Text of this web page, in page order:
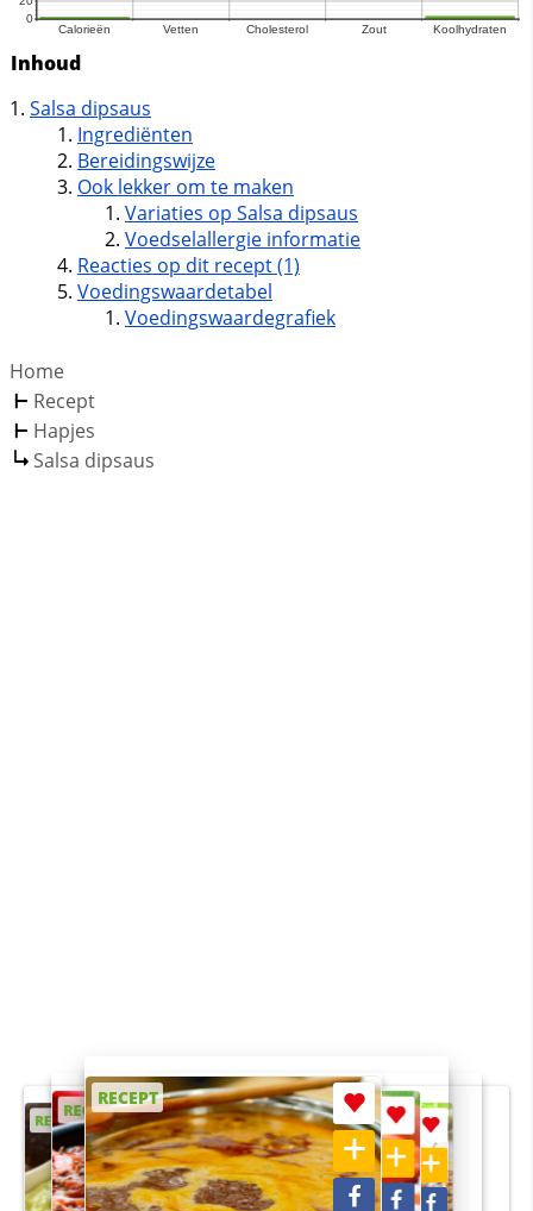
Inhoud
Salsa dipsaus
Ingrediënten
Bereidingswijze
Ook lekker om te maken
Variaties op Salsa dipsaus
Voedselallergie informatie
Reacties op dit recept (1)
Voedingswaardetabel
Voedingswaardegrafiek
Home
Recept
Hapjes
Salsa dipsaus
RECEPT
RECEPT
RECEPT
RECEPT
RECEPT